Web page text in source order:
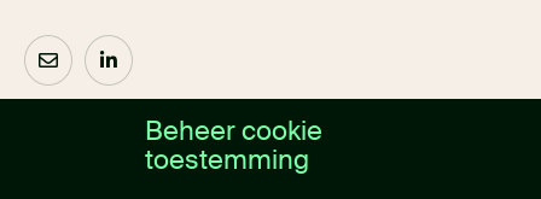
Beheer cookie
toestemming
Over ons